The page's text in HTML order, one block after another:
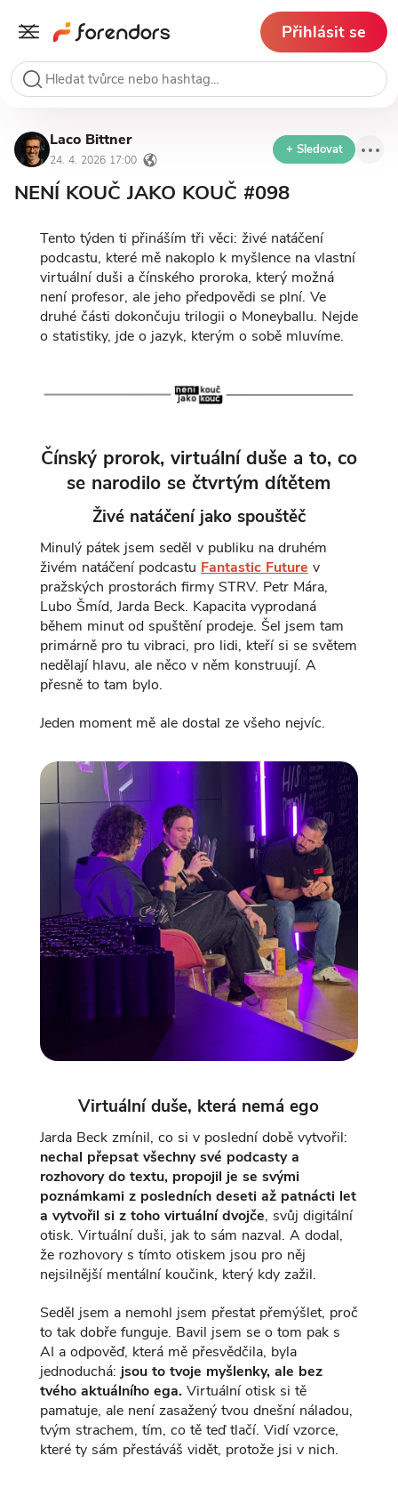
Přihlásit se
Laco Bittner
24. 4. 2026 17:00
+ Sledovat
NENÍ KOUČ JAKO KOUČ #098
Tento týden ti přináším tři věci: živé natáčení
podcastu, které mě nakoplo k myšlence na vlastní
virtuální duši a čínského proroka, který možná
není profesor, ale jeho předpovědi se plní. Ve
druhé části dokončuju trilogii o Moneyballu. Nejde
o statistiky, jde o jazyk, kterým o sobě mluvíme.
Čínský prorok, virtuální duše a to, co
se narodilo se čtvrtým dítětem
Živé natáčení jako spouštěč
Minulý pátek jsem seděl v publiku na druhém
živém natáčení podcastu Fantastic Future v
pražských prostorách firmy STRV. Petr Mára,
Lubo Šmíd, Jarda Beck. Kapacita vyprodaná
během minut od spuštění prodeje. Šel jsem tam
primárně pro tu vibraci, pro lidi, kteří si se světem
nedělají hlavu, ale něco v něm konstruují. A
přesně to tam bylo.
Jeden moment mě ale dostal ze všeho nejvíc.
Virtuální duše, která nemá ego
Jarda Beck zmínil, co si v poslední době vytvořil:
nechal přepsat všechny své podcasty a
rozhovory do textu, propojil je se svými
poznámkami z posledních deseti až patnácti let
a vytvořil si z toho virtuální dvojče, svůj digitální
otisk. Virtuální duši, jak to sám nazval. A dodal,
že rozhovory s tímto otiskem jsou pro něj
nejsilnější mentální koučink, který kdy zažil.
Seděl jsem a nemohl jsem přestat přemýšlet, proč
to tak dobře funguje. Bavil jsem se o tom pak s
AI a odpověď, která mě přesvědčila, byla
jednoduchá: jsou to tvoje myšlenky, ale bez
tvého aktuálního ega.Virtuální otisk si tě
pamatuje, ale není zasažený tvou dnešní náladou,
tvým strachem, tím, co tě teď tlačí. Vidí vzorce,
které ty sám přestáváš vidět, protože jsi v nich.